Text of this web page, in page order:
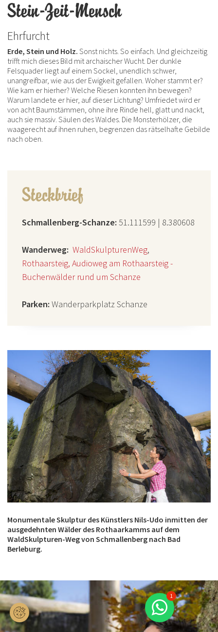
Stein-Zeit-Mensch
Ehrfurcht
Erde, Stein und Holz. Sonst nichts. So einfach. Und gleichzeitig
trifft mich dieses Bild mit archaischer Wucht. Der dunkle
Felsquader liegt auf einem Sockel, unendlich schwer,
unangreifbar, wie aus der Ewigkeit gefallen. Woher stammt er?
Wie kam er hierher? Welche Riesen konnten ihn bewegen?
Warum landete er hier, auf dieser Lichtung? Umfriedet wird er
von acht Baumstämmen, ohne ihre Rinde hell, glatt und nackt,
auch sie massiv. Säulen des Waldes. Die Monsterhölzer, die
waagerecht auf ihnen ruhen, begrenzen das rätselhafte Gebilde
nach oben.
Steckbrief
Schmallenberg-Schanze: 51.111599 | 8.380608
Wanderweg: WaldSkulpturenWeg,
Rothaarsteig, Audioweg am Rothaarsteig -
Buchenwälder rund um Schanze
Parken: Wanderparkplatz Schanze
Monumentale Skulptur des Künstlers Nils-Udo inmitten der
ausgedehnten Wälder des Rothaarkamms auf dem
WaldSkulpturen-Weg von Schmallenberg nach Bad
Berleburg.
1